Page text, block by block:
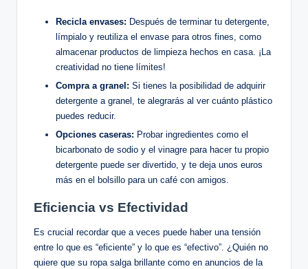
Recicla envases: Después de terminar tu detergente,
límpialo y reutiliza el envase para otros fines, como
almacenar productos de limpieza hechos en casa. ¡La
creatividad no tiene límites!
Compra a granel: Si tienes la posibilidad de adquirir
detergente a granel, te alegrarás al ver cuánto plástico
puedes reducir.
Opciones caseras: Probar ingredientes como el
bicarbonato de sodio y el vinagre para hacer tu propio
detergente puede ser divertido, y te deja unos euros
más en el bolsillo para un café con amigos.
Eficiencia vs Efectividad
Es crucial recordar que a veces puede haber una tensión
entre lo que es “eficiente” y lo que es “efectivo”. ¿Quién no
quiere que su ropa salga brillante como en anuncios de la